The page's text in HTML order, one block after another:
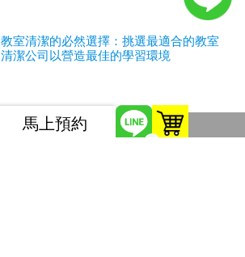
教室清潔的必然選擇：挑選最適合的教室
清潔公司以營造最佳的學習環境
馬上預約